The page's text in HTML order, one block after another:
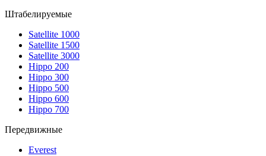
Штабелируемые
Satellite 1000
Satellite 1500
Satellite 3000
Hippo 200
Hippo 300
Hippo 500
Hippo 600
Hippo 700
Передвижные
Everest